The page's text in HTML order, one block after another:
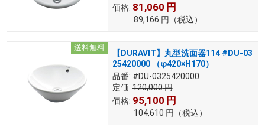
価格: 81,060 円
89,166 円 （税込）
送料無料
【DURAVIT】丸型洗面器114 #DU-03
25420000 （φ420×H170）
品番: #DU-0325420000
定価: 120,000円
価格: 95,100 円
104,610 円 （税込）